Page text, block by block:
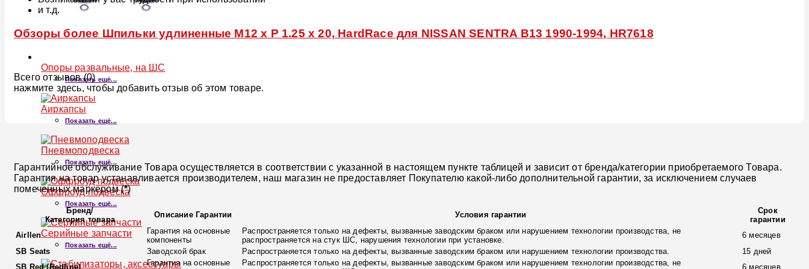
Опоры развальные, на ШС
Показать ещё...
Аиркапсы
Показать ещё...
Пневмоподвеска
Показать ещё...
Оффроуд подвеска
Показать ещё...
Серийные запчасти
Показать ещё...
и т.д.
Обзоры более Шпильки удлиненные M12 x P 1.25 x 20, HardRace для NISSAN SENTRA B13 1990-1994, HR7618
Всего отзывов (0)
нажмите здесь, чтобы добавить отзыв об этом товаре.
Гарантийное обслуживание Товара осуществляется в соответствии с указанной в настоящем пункте таблицей и зависит от бренда/категории приобретаемого Товара.
Гарантия на товар устанавливается производителем, наш магазин не предоставляет Покупателю какой-либо дополнительной гарантии, за исключением случаев
помеченных маркером (*)
Бренд/
Категория товара
Описание Гарантии Условия гарантии
Срок
гарантии
Airllen
Гарантия на основные
компоненты
Распространяется только на дефекты, вызванные заводским браком или нарушением технологии производства, не
распространяется на стук ШС, нарушения технологии при установке.
6 месяцев
SB Seats
Заводской брак Распространяется только на дефекты, вызванные заводским браком или нарушением технологии производства.
15 дней
SB Red (Redline)
Гарантия на основные
Распространяется только на дефекты, вызванные заводским браком или нарушением технологии производства, не
6 месяцев